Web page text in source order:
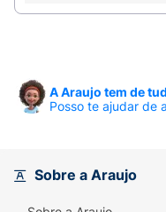
A Araujo tem de
Posso te ajudar de
Sobre a Araujo